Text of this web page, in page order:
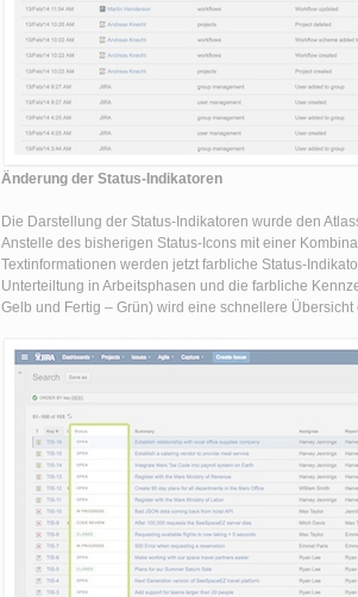
Änderung der Status-Indikatoren
Die Darstellung der Status-Indikatoren wurde den
Anstelle des bisherigen Status-Icons mit einer
Textinformationen werden jetzt farbliche Status-
Unterteiltung in Arbeitsphasen und die farbliche
Gelb und Fertig – Grün) wird eine schnellere Übersicht